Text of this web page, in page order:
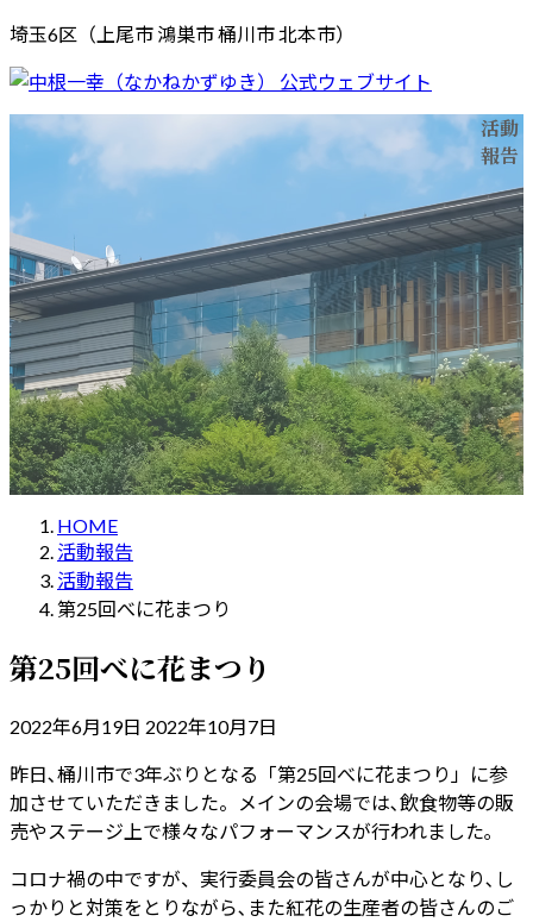
コ
ン
テ
ン
ス
キ
ッ
プ
ナ
ビ
ゲ
ー
ン
に
移
動
埼玉6区（上尾市 鴻巣市 桶川市 北本市）
ホーム プロフィール
応援する
お問い合わせ
活動
報告
HOME
活動報告
活動報告
第25回べに花まつり
第25回べに花まつり
2022年6月19日 最
更
新
日
時
2022年10月7日
昨日､桶川市で3年ぶりとなる「第25回べに花まつり」に参
加させていただきました。メインの会場では､飲食物等の販
売やステージ上で様々なパフォーマンスが行われました｡
コロナ禍の中ですが、実行委員会の皆さんが中心となり､し
っかりと対策をとりながら､また紅花の生産者の皆さんのご